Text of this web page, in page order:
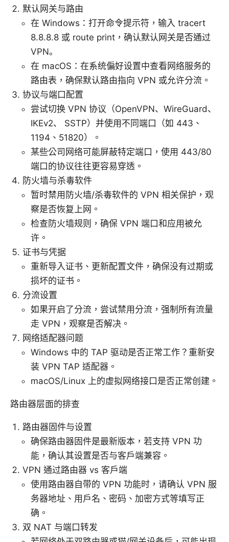
默认网关与路由
在 Windows：打开命令提示符，输入 tracert
8.8.8.8 或 route print，确认默认网关是否通过
VPN。
在 macOS：在系统偏好设置中查看网络服务的
路由表，确保默认路由指向 VPN 或允许分流。
协议与端口配置
尝试切换 VPN 协议（OpenVPN、WireGuard、
IKEv2、 SSTP）并使用不同端口（如 443、
1194、51820）。
某些公司网络可能屏蔽特定端口，使用 443/80
端口的协议往往更容易穿透。
防火墙与杀毒软件
暂时禁用防火墙/杀毒软件的 VPN 相关保护，观
察是否恢复上网。
检查防火墙规则，确保 VPN 端口和应用被允
许。
证书与凭据
重新导入证书、更新配置文件，确保没有过期或
损坏的证书。
分流设置
如果开启了分流，尝试禁用分流，强制所有流量
走 VPN，观察是否解决。
网络适配器问题
Windows 中的 TAP 驱动是否正常工作？重新安
装 VPN TAP 适配器。
macOS/Linux 上的虚拟网络接口是否正常创建。
路由器层面的排查
路由器固件与设置
确保路由器固件是最新版本，若支持 VPN 功
能，确认其设置是否与客户端兼容。
VPN 通过路由器 vs 客户端
使用路由器自带的 VPN 功能时，请确认 VPN 服
务器地址、用户名、密码、加密方式等填写正
确。
双 NAT 与端口转发